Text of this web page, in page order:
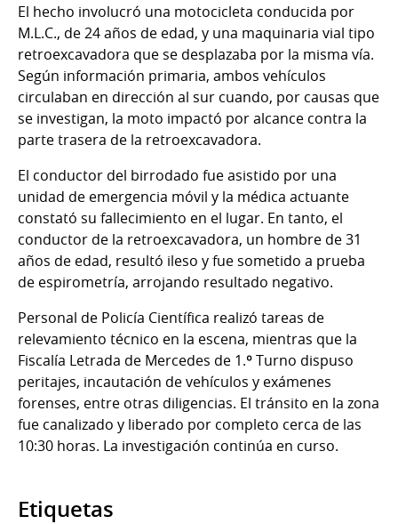
El hecho involucró una motocicleta conducida por
M.L.C., de 24 años de edad, y una maquinaria vial tipo
retroexcavadora que se desplazaba por la misma vía.
Según información primaria, ambos vehículos
circulaban en dirección al sur cuando, por causas que
se investigan, la moto impactó por alcance contra la
parte trasera de la retroexcavadora.
El conductor del birrodado fue asistido por una
unidad de emergencia móvil y la médica actuante
constató su fallecimiento en el lugar. En tanto, el
conductor de la retroexcavadora, un hombre de 31
años de edad, resultó ileso y fue sometido a prueba
de espirometría, arrojando resultado negativo.
Personal de Policía Científica realizó tareas de
relevamiento técnico en la escena, mientras que la
Fiscalía Letrada de Mercedes de 1.º Turno dispuso
peritajes, incautación de vehículos y exámenes
forenses, entre otras diligencias. El tránsito en la zona
fue canalizado y liberado por completo cerca de las
10:30 horas. La investigación continúa en curso.
Etiquetas